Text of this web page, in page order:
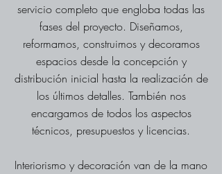
servicio completo que engloba todas las
fases del proyecto. Diseñamos,
reformamos, construimos y decoramos
espacios desde la concepción y
distribución inicial hasta la realización de
los últimos detalles. También nos
encargamos de todos los aspectos
técnicos, presupuestos y licencias.
Interiorismo y decoración van de la mano